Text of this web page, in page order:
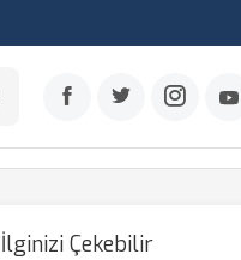
İlginizi Çekebilir